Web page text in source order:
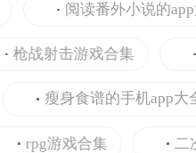
阅读番外小说的app大全
枪战射击游戏合集
瘦身食谱的手机app大全
rpg游戏合集 二次